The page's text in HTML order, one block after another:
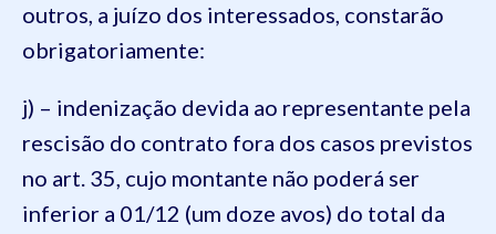
outros, a juízo dos interessados, constarão
obrigatoriamente:
j) – indenização devida ao representante pela
rescisão do contrato fora dos casos previstos
no art. 35, cujo montante não poderá ser
inferior a 01/12 (um doze avos) do total da